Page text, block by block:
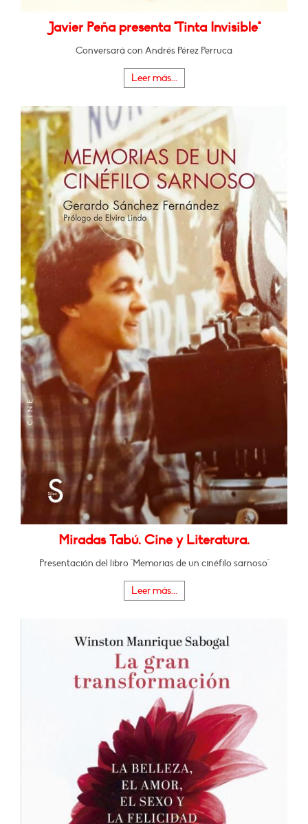
Javier Peña presenta "Tinta Invisible"
Conversará con Andrés Pérez Perruca
Leer más...
Miradas Tabú. Cine y Literatura.
Presentación del libro "Memorias de un cinéfilo sarnoso"
Leer más...